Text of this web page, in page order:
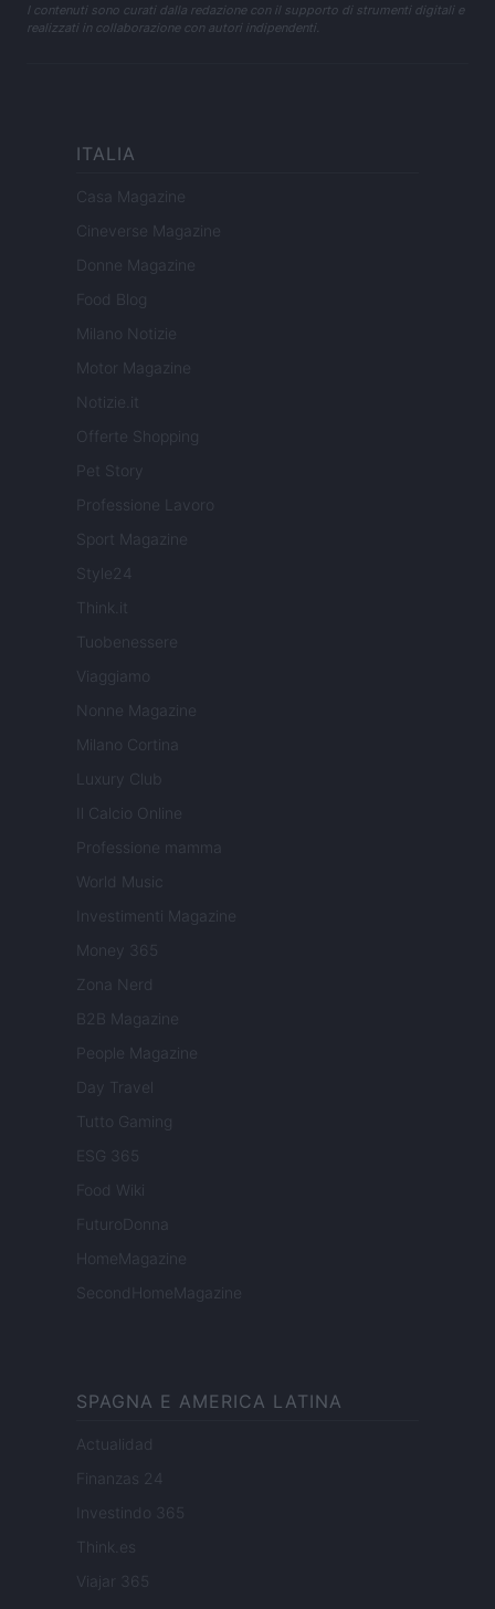
I contenuti sono curati dalla redazione con il supporto di strumenti digitali e
realizzati in collaborazione con autori indipendenti.
ITALIA
Casa Magazine
Cineverse Magazine
Donne Magazine
Food Blog
Milano Notizie
Motor Magazine
Notizie.it
Offerte Shopping
Pet Story
Professione Lavoro
Sport Magazine
Style24
Think.it
Tuobenessere
Viaggiamo
Nonne Magazine
Milano Cortina
Luxury Club
Il Calcio Online
Professione mamma
World Music
Investimenti Magazine
Money 365
Zona Nerd
B2B Magazine
People Magazine
Day Travel
Tutto Gaming
ESG 365
Food Wiki
FuturoDonna
HomeMagazine
SecondHomeMagazine
SPAGNA E AMERICA LATINA
Actualidad
Finanzas 24
Investindo 365
Think.es
Viajar 365